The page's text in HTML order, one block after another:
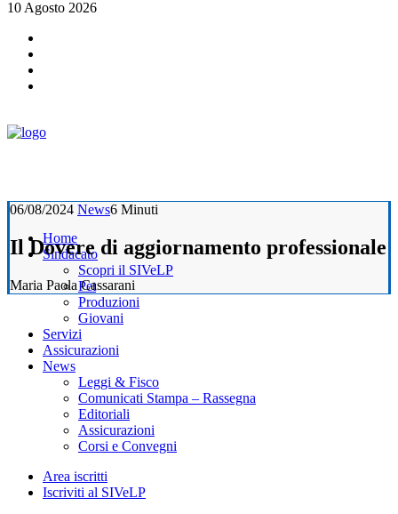
10 Agosto 2026
Home
Sindacato
Scopri il SIVeLP
Pet
Produzioni
Giovani
Servizi
Assicurazioni
News
Leggi & Fisco
Comunicati Stampa – Rassegna
Editoriali
Assicurazioni
Corsi e Convegni
Area iscritti
Iscriviti al SIVeLP
06/08/2024 News6 Minuti
Il Dovere di aggiornamento professionale
Maria Paola Cassarani